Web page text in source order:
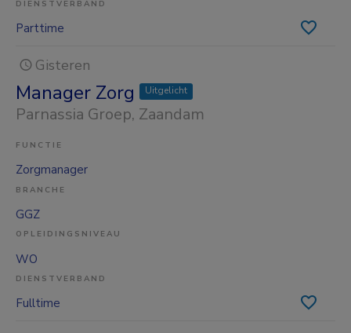
DIENSTVERBAND
Parttime
Gisteren
Manager Zorg Uitgelicht
Parnassia Groep, Zaandam
FUNCTIE
Zorgmanager
BRANCHE
GGZ
OPLEIDINGSNIVEAU
WO
DIENSTVERBAND
Fulltime